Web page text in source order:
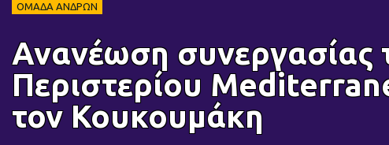
ΟΜΑΔΑ ΑΝΔΡΩΝ
Ανανέωση συνεργασίας
Περιστερίου
τον Κουκουμάκη